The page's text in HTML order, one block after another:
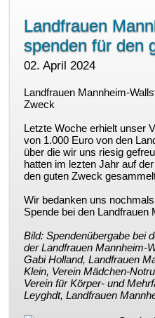
Landfrauen
spenden für den
02. April 2024
Landfrauen Mannheim-
Zweck
Letzte Woche erhielt unser
von 1.000 Euro von den
über die wir uns riesig
hatten im lezten Jahr auf
den guten Zweck
Wir bedanken uns
Spende bei den Landfrauen
Bild: Spendenübergabe bei
der Landfrauen Mannheim-
Gabi Holland, Landfrauen
Klein, Verein Mädchen-
Verein für Körper- und
Leyghdt, Landfrauen